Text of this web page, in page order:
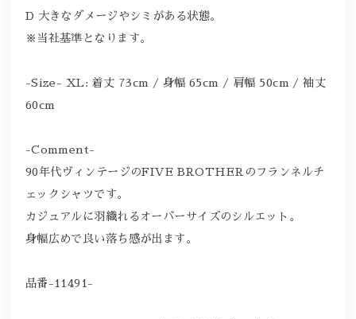
D 大きなダメージやシミがある状態。
※当社基準となります。
-Size- XL: 着丈 73cm / 身幅 65cm / 肩幅 50cm / 袖丈
60cm
-Comment-
90年代ヴィンテージのFIVE BROTHERのフランネルチ
ェックシャツです。
カジュアルに羽織れるオーバーサイズのシルエット。
身幅広めで良い落ち感が出ます。
品番-11491-